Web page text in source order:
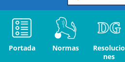
Portada Normas
Resolucio
nes